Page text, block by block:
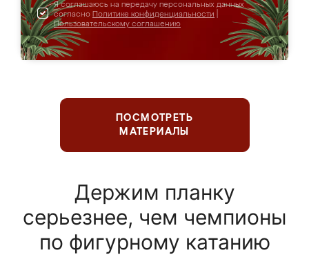
Я соглашаюсь на передачу персональных данных
согласно Политике конфиденциальности
Пользовательскому соглашению
ПОСМОТРЕТЬ
МАТЕРИАЛЫ
Держим планку
серьезнее, чем чемпионы
по фигурному катанию